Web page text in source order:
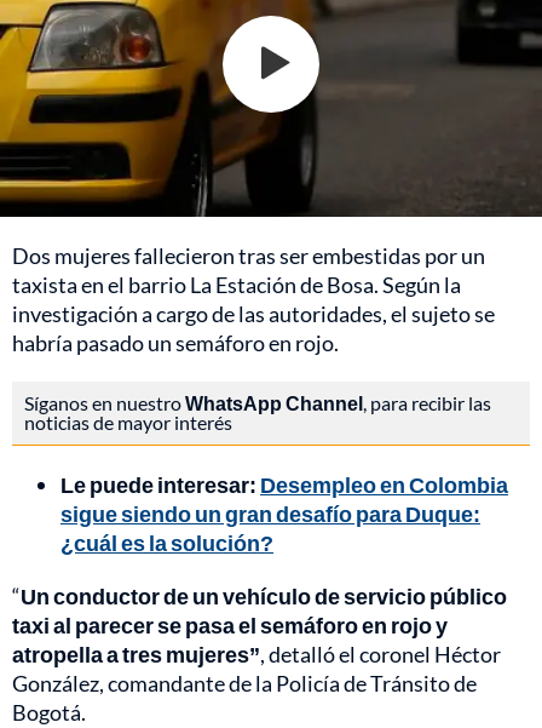
Dos mujeres fallecieron tras ser embestidas por un
taxista en el barrio La Estación de Bosa. Según la
investigación a cargo de las autoridades, el sujeto se
habría pasado un semáforo en rojo.
Síganos en nuestroWhatsApp Channel , para recibir las
noticias de mayor interés
Le puede interesar: Desempleo en Colombia
sigue siendo un gran desafío para Duque:
¿cuál es la solución?
“Un conductor de un vehículo de servicio público
taxi al parecer se pasa el semáforo en rojo y
atropella a tres mujeres”, detalló el coronel Héctor
González, comandante de la Policía de Tránsito de
Bogotá.